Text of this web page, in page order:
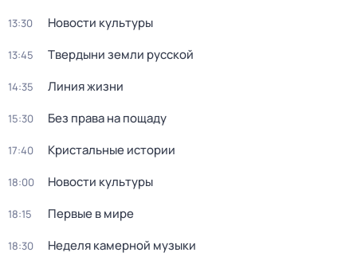
13:30 Новости культуры
13:45 Твердыни земли русской
14:35 Линия жизни
15:30 Без права на пощаду
17:40 Кристальные истории
18:00 Новости культуры
18:15 Первые в мире
18:30 Неделя камерной музыки